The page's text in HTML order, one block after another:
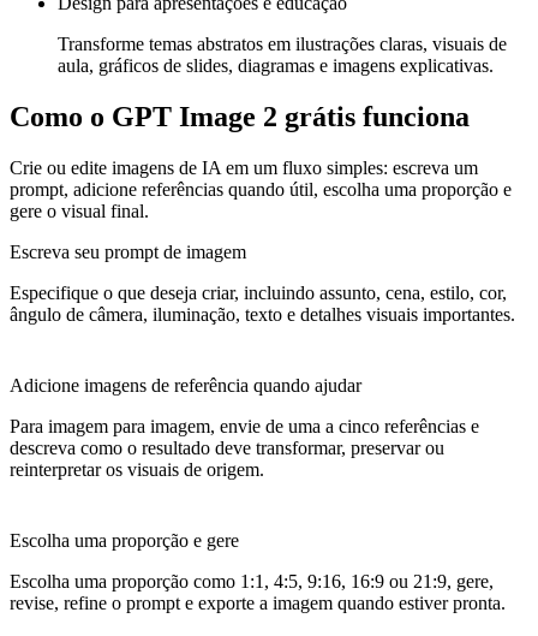
Transforme temas abstratos em ilustrações claras, visuais de
aula, gráficos de slides, diagramas e imagens explicativas.
Como o GPT Image 2 grátis funciona
Crie ou edite imagens de IA em um fluxo simples: escreva um
prompt, adicione referências quando útil, escolha uma proporção e
gere o visual final.
Escreva seu prompt de imagem
Especifique o que deseja criar, incluindo assunto, cena, estilo, cor,
ângulo de câmera, iluminação, texto e detalhes visuais importantes.
Adicione imagens de referência quando ajudar
Para imagem para imagem, envie de uma a cinco referências e
descreva como o resultado deve transformar, preservar ou
reinterpretar os visuais de origem.
Escolha uma proporção e gere
Escolha uma proporção como 1:1, 4:5, 9:16, 16:9 ou 21:9, gere,
revise, refine o prompt e exporte a imagem quando estiver pronta.